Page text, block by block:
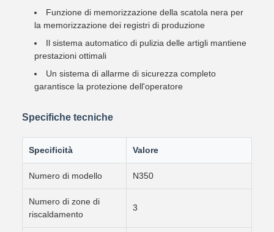
Funzione di memorizzazione della scatola nera per
la memorizzazione dei registri di produzione
Il sistema automatico di pulizia delle artigli mantiene
prestazioni ottimali
Un sistema di allarme di sicurezza completo
garantisce la protezione dell'operatore
Specifiche tecniche
Specificità Valore
Numero di modello N350
Numero di zone di
riscaldamento
3